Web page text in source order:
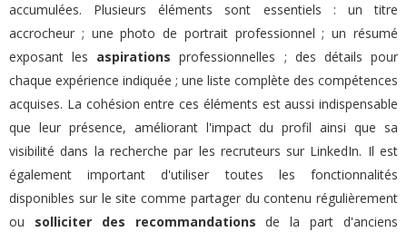
accumulées. Plusieurs éléments sont essentiels : un titre
accrocheur ; une photo de portrait professionnel ; un résumé
exposant les aspirations professionnelles ; des détails pour
chaque expérience indiquée ; une liste complète des compétences
acquises. La cohésion entre ces éléments est aussi indispensable
que leur présence, améliorant l'impact du profil ainsi que sa
visibilité dans la recherche par les recruteurs sur LinkedIn. Il est
également important d'utiliser toutes les fonctionnalités
disponibles sur le site comme partager du contenu régulièrement
ou solliciter des recommandations de la part d'anciens